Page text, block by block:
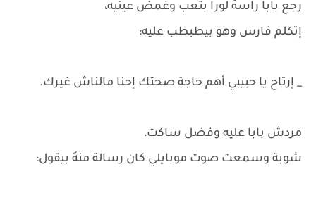
رجع بابا راسهُ لورا بتعب وغمض عينيه،
إتكلم فارس وهو بيطبطب عليه:
_ إرتاح يا حبيبي أهم حاجة صحتك إحنا مالناش غيرك.
مردش بابا عليه وفضل ساكت،
شوية وسمعت صوت موبايلي كان رسالة منهُ بيقول: